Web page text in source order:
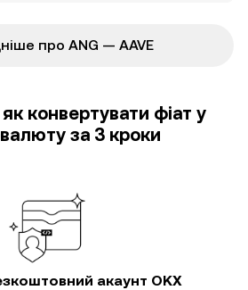
про ANG — AAVE
конвертувати фіат у
за 3 кроки
акаунт OKX